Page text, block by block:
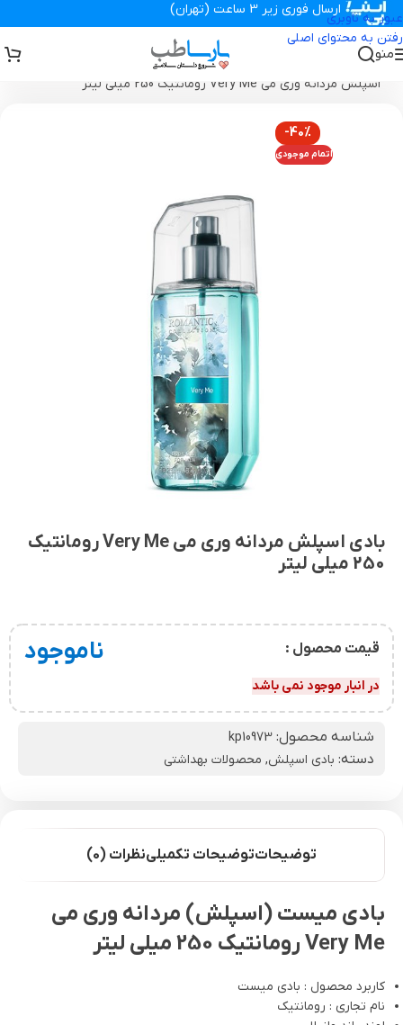
عبور به ناوبری
رفتن به محتوای اصلی
ارسال فوری زیر 3 ساعت (تهران)
منو
تجهیزات پزشکی پارساطب محصولات بهداشتی
اسپلش مردانه وری می Very Me رومانتیک 250 میلی لیتر
-40%
اتمام موجودی
بادی اسپلش مردانه وری می Very Me رومانتیک
250 میلی لیتر
قیمت محصول : ناموجود
در انبار موجود نمی باشد
شناسه محصول: kp10973
دسته: بادی اسپلش, محصولات بهداشتی
توضیحاتتوضیحات تکمیلینظرات (0)
بادی میست (اسپلش) مردانه وری می
Very Me رومانتیک 250 میلی لیتر
کاربرد محصول : بادی میست
نام تجاری : رومانتیک